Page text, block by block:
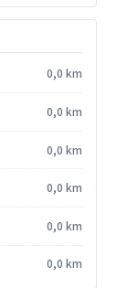
0,0 km
0,0 km
0,0 km
0,0 km
0,0 km
0,0 km